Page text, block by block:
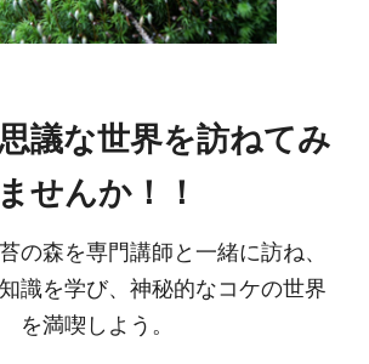
議な世界を訪ねてみ
ませんか！！
の森を専門講師と一緒に訪ね、
識を学び、神秘的なコケの世界
を満喫しよう。